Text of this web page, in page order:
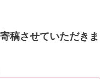
稿させていただきま